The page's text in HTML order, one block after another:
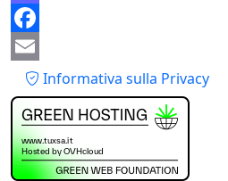
Mastodon
Facebook
Email
Piè di pagina
Informativa sulla Privacy